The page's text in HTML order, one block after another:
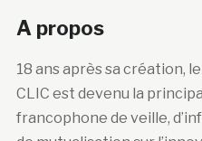
A propos
18 ans après sa création,
CLIC est devenu la
francophone de veille,